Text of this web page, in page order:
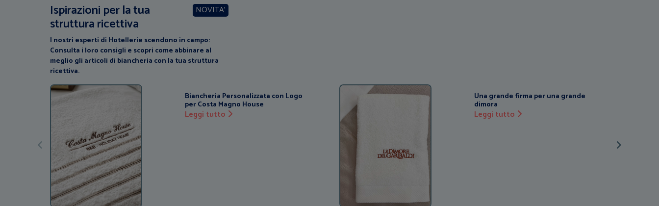
Ispirazioni per la tua
struttura ricettiva
NOVITA'
I nostri esperti di Hotellerie scendono in campo:
Consulta i loro consigli e scopri come abbinare al
meglio gli articoli di biancheria con la tua struttura
ricettiva.
Biancheria Personalizzata con Logo
per Costa Magno House
Leggi tutto
Una grande firma per una grande
dimora
Leggi tutto